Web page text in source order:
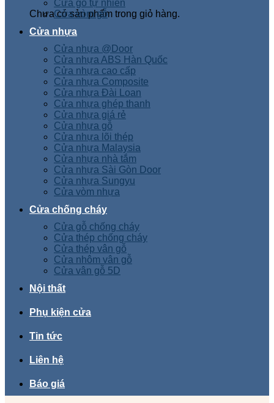
Chưa có sản phẩm trong giỏ hàng.
Cửa gỗ tự nhiên
Cửa vòm gỗ
Cửa nhựa
Cửa nhựa @Door
Cửa nhựa ABS Hàn Quốc
Cửa nhựa cao cấp
Cửa nhựa Composite
Cửa nhựa Đài Loan
Cửa nhựa ghép thanh
Cửa nhựa giá rẻ
Cửa nhựa gỗ
Cửa nhựa lõi thép
Cửa nhựa Malaysia
Cửa nhựa nhà tắm
Cửa nhựa Sài Gòn Door
Cửa nhựa Sungyu
Cửa vòm nhựa
Cửa chống cháy
Cửa gỗ chống cháy
Cửa thép chống cháy
Cửa thép vân gỗ
Cửa nhôm vân gỗ
Cửa vân gỗ 5D
Nội thất
Phụ kiện cửa
Tin tức
Liên hệ
Báo giá